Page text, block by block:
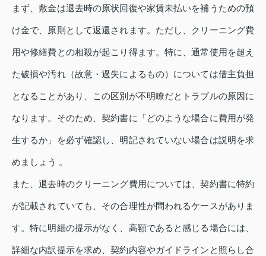
まず、敷金は退去時の原状回復や家賃未払いを補うための預
け金で、原則として返還されます。ただし、クリーニング費
用や修繕費との相殺が起こり得ます。特に、通常使用を超え
た破損や汚れ（故意・過失によるもの）については借主負担
となることがあり、この区別が不明瞭だとトラブルの原因に
なります。そのため、契約書に「どのような場合に費用が発
生するか」を必ず確認し、明記されていない場合は説明を求
めましょう 。
また、退去時のクリーニング費用については、契約書に特約
が記載されていても、その合理性が問われるケースがありま
す。特に明細の提示がなく、高額であると感じる場合には、
詳細な内訳提示を求め、契約内容やガイドラインと照らし合